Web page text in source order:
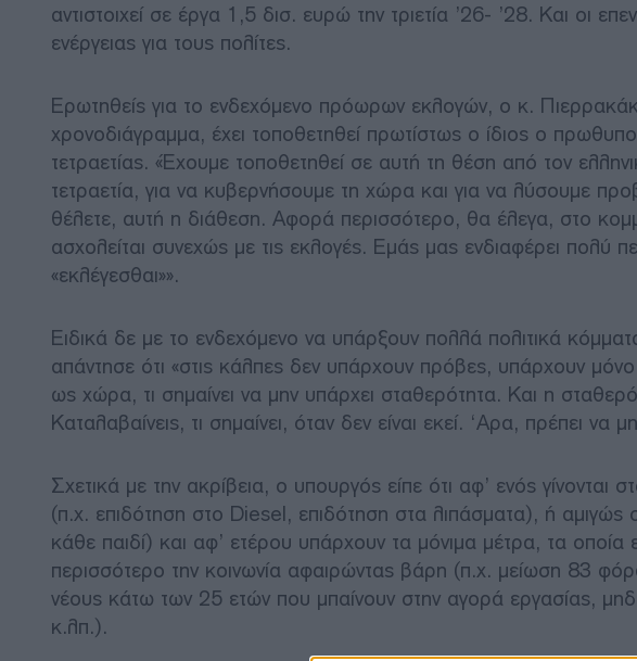
αντιστοιχεί σε έργα 1,5 δισ. ευρώ την τριετία ’26- ’28. Και οι
ενέργειας για τους πολίτες.
Ερωτηθείς για το ενδεχόμενο πρόωρων εκλογών, ο κ.
χρονοδιάγραμμα, έχει τοποθετηθεί πρωτίστως ο ίδιος ο
τετραετίας. «Έχουμε τοποθετηθεί σε αυτή τη θέση από τον
τετραετία, για να κυβερνήσουμε τη χώρα και για να λύσουμε
θέλετε, αυτή η διάθεση. Αφορά περισσότερο, θα έλεγα, στο
ασχολείται συνεχώς με τις εκλογές. Εμάς μας ενδιαφέρει πολύ
«εκλέγεσθαι»».
Ειδικά δε με το ενδεχόμενο να υπάρξουν πολλά πολιτικά
απάντησε ότι «στις κάλπες δεν υπάρχουν πρόβες, υπάρχουν
ως χώρα, τι σημαίνει να μην υπάρχει σταθερότητα. Και η
Καταλαβαίνεις, τι σημαίνει, όταν δεν είναι εκεί. ‘Αρα, πρέπει να
Σχετικά με την ακρίβεια, ο υπουργός είπε ότι αφ’ ενός γίνονται
(π.χ. επιδότηση στο Diesel, επιδότηση στα λιπάσματα), ή αμιγώς
κάθε παιδί) και αφ’ ετέρου υπάρχουν τα μόνιμα μέτρα, τα οποία
περισσότερο την κοινωνία αφαιρώντας βάρη (π.χ. μείωση 83
νέους κάτω των 25 ετών που μπαίνουν στην αγορά εργασίας,
κ.λπ.).